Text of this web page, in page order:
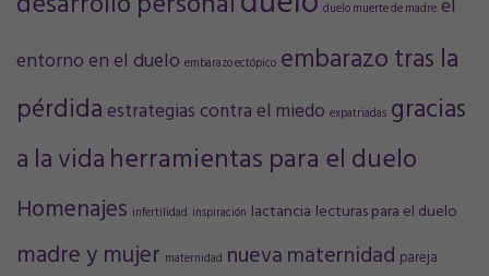
duelo muerte de madre
entorno en el duelo embarazo ectópico embarazo tras la
pérdida estrategias contra el miedo expatriadas gracias
a la vidaherramientas para el duelo
Homenajes infertilidad inspiración lactancia lecturas para el duelo
madre y mujer maternidad nueva maternidad pareja